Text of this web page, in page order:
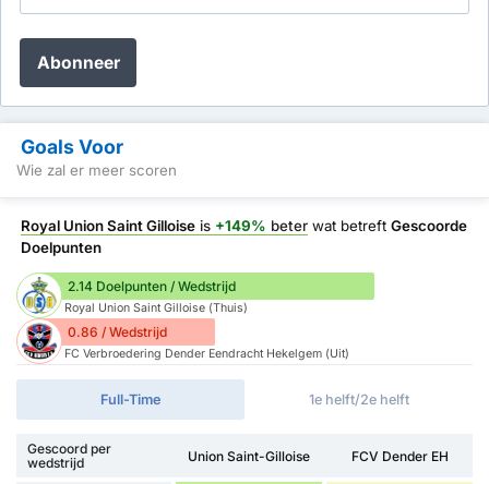
Abonneer
Goals Voor
Wie zal er meer scoren
Royal Union Saint Gilloise is +149% beter wat betreft Gescoorde
Doelpunten
2.14 Doelpunten / Wedstrijd
Royal Union Saint Gilloise (Thuis)
0.86 / Wedstrijd
FC Verbroedering Dender Eendracht Hekelgem (Uit)
Full-Time 1e helft/2e helft
Gescoord per
wedstrijd
Union Saint-Gilloise FCV Dender EH